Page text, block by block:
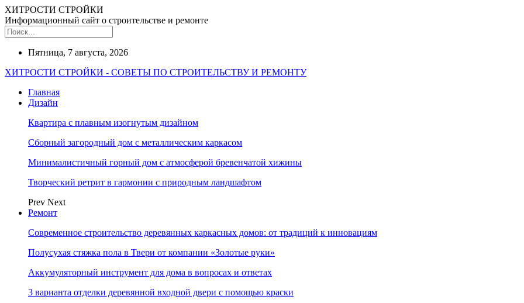
ХИТРОСТИ СТРОЙКИ
Информационный сайт о строительстве и ремонте
Пятница, 7 августа, 2026
ХИТРОСТИ СТРОЙКИ - СОВЕТЫ ПО СТРОИТЕЛЬСТВУ И РЕМОНТУ
Главная
Дизайн
Квартира с плавным изогнутым дизайном
Сборный загородный дом с металлическим каркасом
Минималистичный горный дом с атмосферой бревенчатой хижины
Творческий ретрит в гармонии с природным ландшафтом
Prev Next
Ремонт
Современное строительство деревянных каркасных домов: от традиций к инновациям
Полусухая стяжка пола в Твери от компании «Золотые руки»
Аккумуляторный инструмент для дома в вопросах и ответах
3 варианта отделки деревянной входной двери с помощью краски